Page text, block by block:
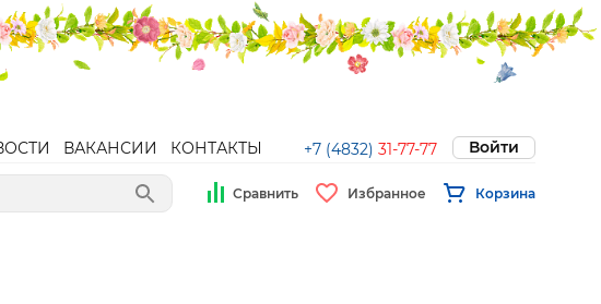
ВАКАНСИИ КОНТАКТЫ +7 (4832) 31-77-77 Войти
Сравнить Избранное Корзина